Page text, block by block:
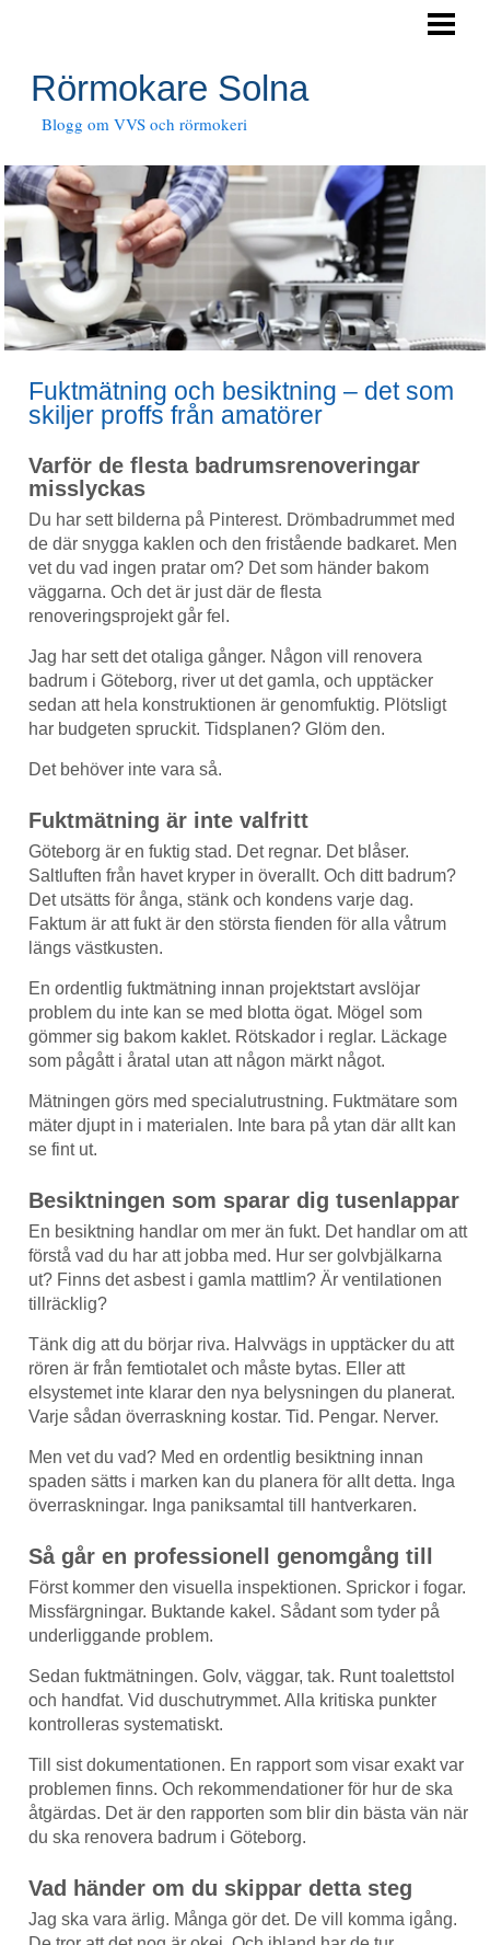
JOUR
Rörmokare Solna
Blogg om VVS och rörmokeri
Fuktmätning och besiktning – det som
skiljer proffs från amatörer
Varför de flesta badrumsrenoveringar
misslyckas
Du har sett bilderna på Pinterest. Drömbadrummet med
de där snygga kaklen och den fristående badkaret. Men
vet du vad ingen pratar om? Det som händer bakom
väggarna. Och det är just där de flesta
renoveringsprojekt går fel.
Jag har sett det otaliga gånger. Någon vill renovera
badrum i Göteborg, river ut det gamla, och upptäcker
sedan att hela konstruktionen är genomfuktig. Plötsligt
har budgeten spruckit. Tidsplanen? Glöm den.
Det behöver inte vara så.
Fuktmätning är inte valfritt
Göteborg är en fuktig stad. Det regnar. Det blåser.
Saltluften från havet kryper in överallt. Och ditt badrum?
Det utsätts för ånga, stänk och kondens varje dag.
Faktum är att fukt är den största fienden för alla våtrum
längs västkusten.
En ordentlig fuktmätning innan projektstart avslöjar
problem du inte kan se med blotta ögat. Mögel som
gömmer sig bakom kaklet. Rötskador i reglar. Läckage
som pågått i åratal utan att någon märkt något.
Mätningen görs med specialutrustning. Fuktmätare som
mäter djupt in i materialen. Inte bara på ytan där allt kan
se fint ut.
Besiktningen som sparar dig tusenlappar
En besiktning handlar om mer än fukt. Det handlar om att
förstå vad du har att jobba med. Hur ser golvbjälkarna
ut? Finns det asbest i gamla mattlim? Är ventilationen
tillräcklig?
Tänk dig att du börjar riva. Halvvägs in upptäcker du att
rören är från femtiotalet och måste bytas. Eller att
elsystemet inte klarar den nya belysningen du planerat.
Varje sådan överraskning kostar. Tid. Pengar. Nerver.
Men vet du vad? Med en ordentlig besiktning innan
spaden sätts i marken kan du planera för allt detta. Inga
överraskningar. Inga paniksamtal till hantverkaren.
Så går en professionell genomgång till
Först kommer den visuella inspektionen. Sprickor i fogar.
Missfärgningar. Buktande kakel. Sådant som tyder på
underliggande problem.
Sedan fuktmätningen. Golv, väggar, tak. Runt toalettstol
och handfat. Vid duschutrymmet. Alla kritiska punkter
kontrolleras systematiskt.
Till sist dokumentationen. En rapport som visar exakt var
problemen finns. Och rekommendationer för hur de ska
åtgärdas. Det är den rapporten som blir din bästa vän när
du ska renovera badrum i Göteborg.
Vad händer om du skippar detta steg
Jag ska vara ärlig. Många gör det. De vill komma igång.